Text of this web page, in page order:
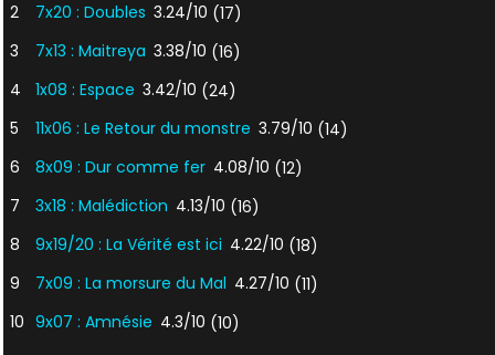
2
7x20 : Doubles 3.24/10 (17)
3
7x13 : Maitreya 3.38/10 (16)
4
1x08 : Espace 3.42/10 (24)
5
11x06 : Le Retour du monstre 3.79/10 (14)
6
8x09 : Dur comme fer 4.08/10 (12)
7
3x18 : Malédiction 4.13/10 (16)
8
9x19/20 : La Vérité est ici 4.22/10 (18)
9
7x09 : La morsure du Mal 4.27/10 (11)
10 9x07 : Amnésie 4.3/10 (10)